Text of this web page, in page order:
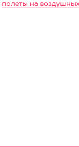
полеты на